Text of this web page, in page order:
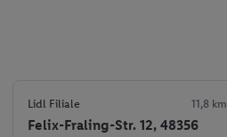
Lidl Filiale 11,8 km
Felix-Fraling-Str. 12, 48356